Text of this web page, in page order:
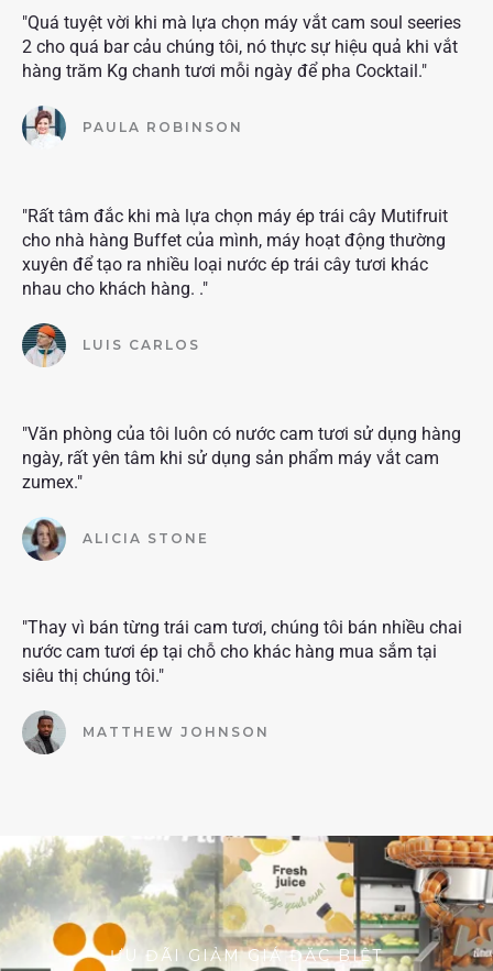
"Quá tuyệt vời khi mà lựa chọn máy vắt cam soul seeries
2 cho quá bar cảu chúng tôi, nó thực sự hiệu quả khi vắt
hàng trăm Kg chanh tươi mỗi ngày để pha Cocktail."
PAULA ROBINSON
"Rất tâm đắc khi mà lựa chọn máy ép trái cây Mutifruit
cho nhà hàng Buffet của mình, máy hoạt động thường
xuyên để tạo ra nhiều loại nước ép trái cây tươi khác
nhau cho khách hàng. ."
LUIS CARLOS
"Văn phòng của tôi luôn có nước cam tươi sử dụng hàng
ngày, rất yên tâm khi sử dụng sản phẩm máy vắt cam
zumex."
ALICIA STONE
"Thay vì bán từng trái cam tươi, chúng tôi bán nhiều chai
nước cam tươi ép tại chỗ cho khác hàng mua sắm tại
siêu thị chúng tôi."
MATTHEW JOHNSON
ƯU ĐÃI GIẢM GIÁ ĐẶC BIỆT